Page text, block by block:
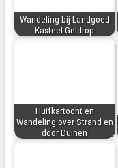
Wandeling bij Landgoed
Kasteel Geldrop
Huifkartocht en
Wandeling over Strand en
door Duinen